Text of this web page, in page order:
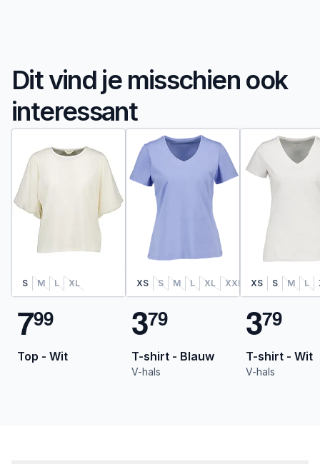
Dit vind je misschien ook
interessant
S M L XL
799
Top - Wit
XS S M L XL XXL
379
T-shirt - Blauw
V-hals
XS S M L
379
T-shirt - Wit
V-hals